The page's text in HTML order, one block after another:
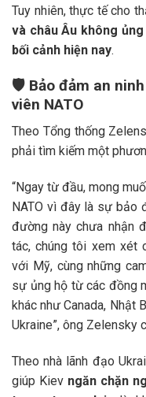
Tuy nhiên, thực tế cho
và châu Âu không
bối cảnh hiện nay.
🛡️ Bảo đảm an
viên NATO
Theo Tổng thống
phải tìm kiếm một
“Ngay từ đầu, mong
NATO vì đây là sự bảo
đường này chưa nhận
tác, chúng tôi xem xét
với Mỹ, cùng những
sự ủng hộ từ các đồng
khác như Canada, Nhật
Ukraine”, ông Zelensky
Theo nhà lãnh đạo
giúp Kiev ngăn chặn